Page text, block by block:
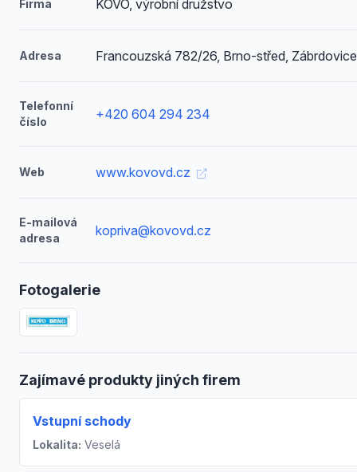
Firma KOVO, výrobní družstvo
Adresa Francouzská 782/26, Brno-střed, Zábrdovice
Telefonní
číslo
+420 604 294 234
Web www.kovovd.cz
E-mailová
adresa
kopriva@kovovd.cz
Fotogalerie
Zajímavé produkty jiných firem
Vstupní schody
Lokalita: Veselá